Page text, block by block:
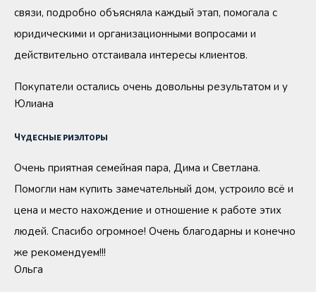
связи, подробно объясняла каждый этап, помогала с
юридическими и организационными вопросами и
действительно отстаивала интересы клиентов.
Покупатели остались очень довольны результатом и у
Юлиана
Чудесные риэлторы
Очень приятная семейная пара, Дима и Светлана.
Помогли нам купить замечательный дом, устроило всё и
цена и место нахождение и отношение к работе этих
людей. Спасибо огромное! Очень благодарны и конечно
же рекомендуем!!!
Ольга